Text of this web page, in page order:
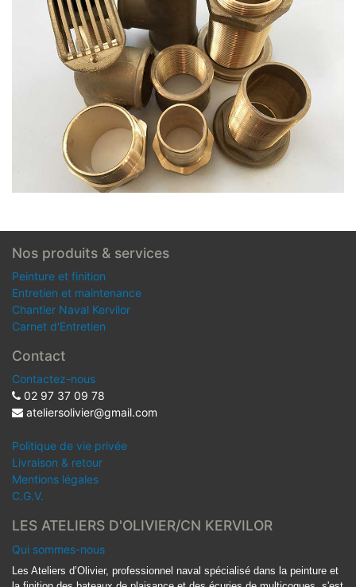
Nos produits & services
Peinture et finition
Entretien et maintenance
Chantier Naval Kervilor
Carnet d'Entretien
Contact
Contactez-nous
02 97 37 09 78
ateliersolivier@gmail.com
Politique de vie privée
Livraison & retour
Mentions légales
C.G.V.
LES ATELIERS D'OLIVIER/CN KERVILOR
Qui sommes-nous
Les Ateliers d’Olivier, professionnel naval spécialisé dans la peinture et